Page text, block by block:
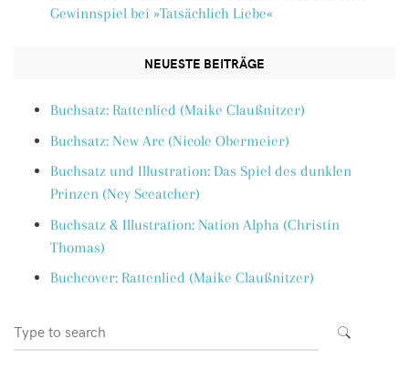
Gewinnspiel bei »Tatsächlich Liebe«
NEUESTE BEITRÄGE
Buchsatz: Rattenlied (Maike Claußnitzer)
Buchsatz: New Arc (Nicole Obermeier)
Buchsatz und Illustration: Das Spiel des dunklen
Prinzen (Ney Sceatcher)
Buchsatz & Illustration: Nation Alpha (Christin
Thomas)
Buchcover: Rattenlied (Maike Claußnitzer)
Search
for:
SEARCH